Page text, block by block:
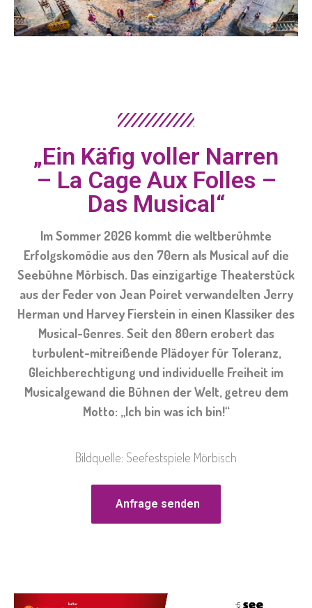
„Ein Käfig voller Narren
– La Cage Aux Folles –
Das Musical“
Im Sommer 2026 kommt die weltberühmte
Erfolgskomödie aus den 70ern als Musical auf die
Seebühne Mörbisch. Das einzigartige Theaterstück
aus der Feder von Jean Poiret verwandelten Jerry
Herman und Harvey Fierstein in einen Klassiker des
Musical-Genres. Seit den 80ern erobert das
turbulent-mitreißende Plädoyer für Toleranz,
Gleichberechtigung und individuelle Freiheit im
Musicalgewand die Bühnen der Welt, getreu dem
Motto: „Ich bin was ich bin!“
Bildquelle: Seefestspiele Mörbisch
Anfrage senden